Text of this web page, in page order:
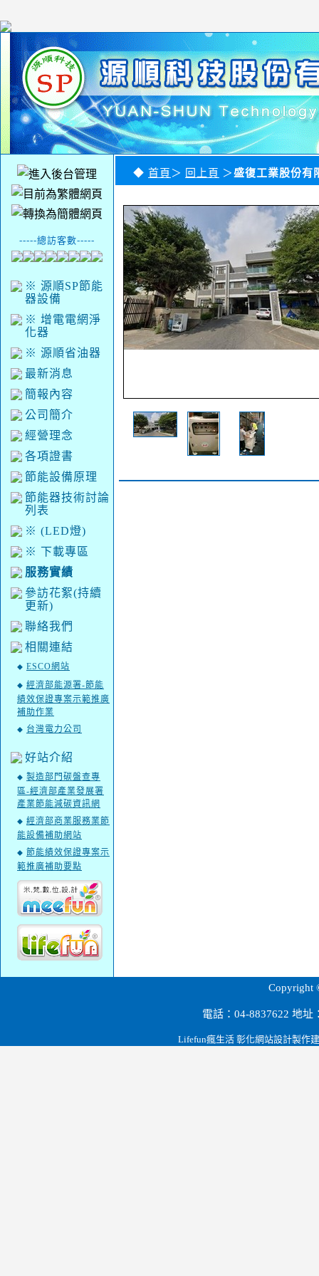
-----總訪客數-----
※ 源順SP節能
器設備
※ 增電電網淨
化器
※ 源順省油器
最新消息
簡報內容
公司簡介
經營理念
各項證書
節能設備原理
節能器技術討論
列表
※ (LED燈)
※ 下載專區
服務實績
參訪花絮(持續
更新)
聯絡我們
相關連結
◆ ESCO網站
◆ 經濟部能源署-節能
績效保證專案示範推廣
補助作業
◆ 台灣電力公司
好站介紹
◆ 製造部門碳盤查專
區-經濟部產業發展署
產業節能減碳資訊網
◆ 經濟部商業服務業節
能設備補助網站
◆ 節能績效保證專案示
範推廣補助要點
◆ 首頁 ＞ 回上頁 ＞盛復工業股份有
Copyright
電話：04-8837622 地
Lifefun瘋生活 彰化網站設計製作